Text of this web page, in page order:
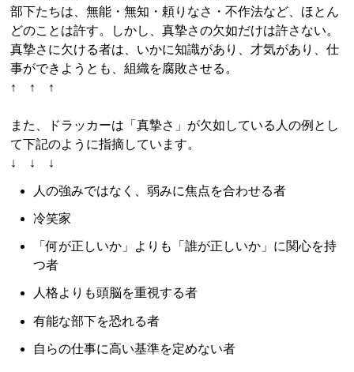
部下たちは、無能・無知・頼りなさ・不作法など、ほとん
どのことは許す。しかし、真摯さの欠如だけは許さない。
真摯さに欠ける者は、いかに知識があり、才気があり、仕
事ができようとも、組織を腐敗させる。
↑ ↑ ↑
また、ドラッカーは「真摯さ」が欠如している人の例とし
て下記のように指摘しています。
↓ ↓ ↓
人の強みではなく、弱みに焦点を合わせる者
冷笑家
「何が正しいか」よりも「誰が正しいか」に関心を持
つ者
人格よりも頭脳を重視する者
有能な部下を恐れる者
自らの仕事に高い基準を定めない者